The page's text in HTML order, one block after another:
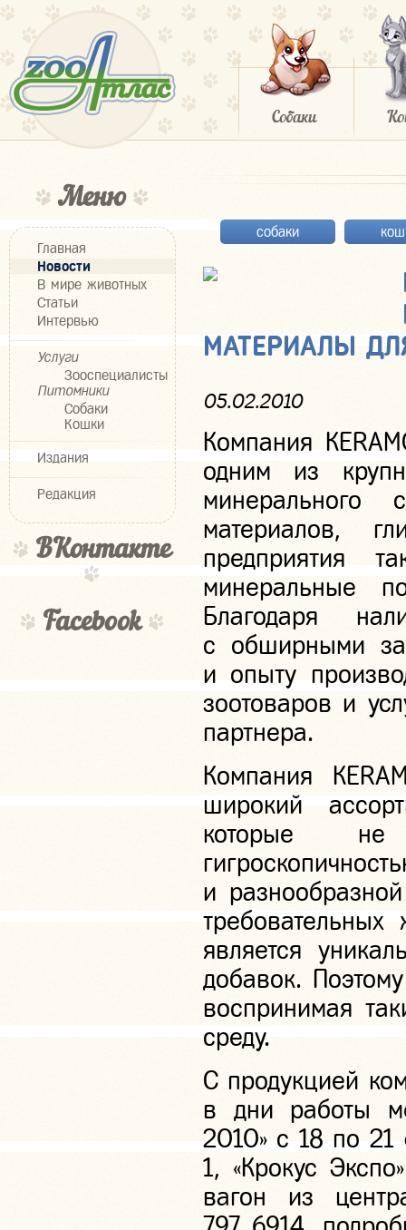
Меню
Главная
Новости
В мире животных
Статьи
Интервью
Услуги
Зооспециалисты
Питомники
Собаки
Кошки
Издания
Редакция
ВКонтакте
Facebook
собаки
МАТЕРИАЛЫ
05.02.2010
Компания
одним из
минерального
материалов,
предприятия
минеральные
Благодаря
с обширными
и опыту
зоотоваров и
партнера.
Компания
широкий
которые
и
является
добавок.
воспринимая
среду.
С продукцией
в дни работы
2010» с 18 по 21
1, «Крокус
вагон из